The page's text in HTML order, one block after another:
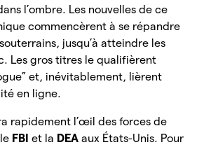
l’ombre. Les nouvelles de ce
commencèrent à se répandre
jusqu’à atteindre les
Les gros titres le qualifièrent
et, inévitablement, lièrent
en ligne.
rapidement l’œil des forces de
FBI et la DEA aux États-Unis. Pour